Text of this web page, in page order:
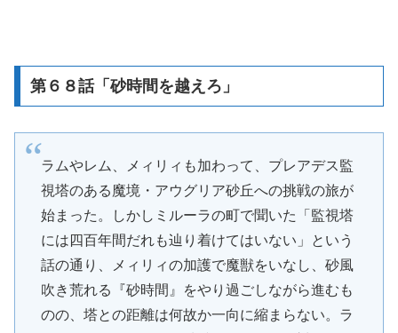
第６８話「砂時間を越えろ」
ラムやレム、メィリィも加わって、プレアデス監
視塔のある魔境・アウグリア砂丘への挑戦の旅が
始まった。しかしミルーラの町で聞いた「監視塔
には四百年間だれも辿り着けてはいない」という
話の通り、メィリィの加護で魔獣をいなし、砂風
吹き荒れる『砂時間』をやり過ごしながら進むも
のの、塔との距離は何故か一向に縮まらない。ラ